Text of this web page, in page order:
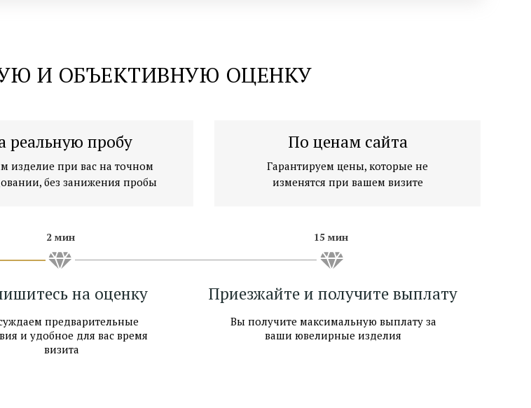
27 И ОБЪЕКТИВНУЮ ОЦЕНКУ
реальную пробу
изделие при вас на точном
без занижения пробы
По ценам сайта
Гарантируем цены, которые не
изменятся при вашем визите
предварительные
и удобное для вас время
визита
на оценку
Вы получите максимальную выплату за
ваши ювелирные изделия
Приезжайте и получите выплату
2 мин 15 мин